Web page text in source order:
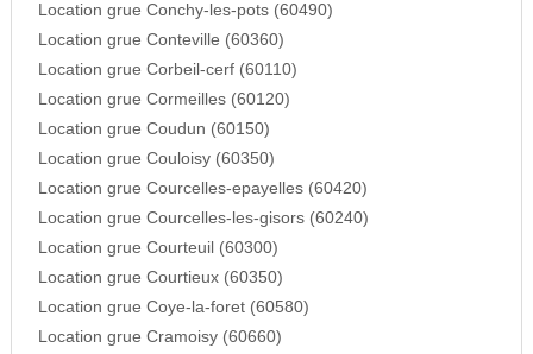
Location grue Conchy-les-pots (60490)
Location grue Conteville (60360)
Location grue Corbeil-cerf (60110)
Location grue Cormeilles (60120)
Location grue Coudun (60150)
Location grue Couloisy (60350)
Location grue Courcelles-epayelles (60420)
Location grue Courcelles-les-gisors (60240)
Location grue Courteuil (60300)
Location grue Courtieux (60350)
Location grue Coye-la-foret (60580)
Location grue Cramoisy (60660)